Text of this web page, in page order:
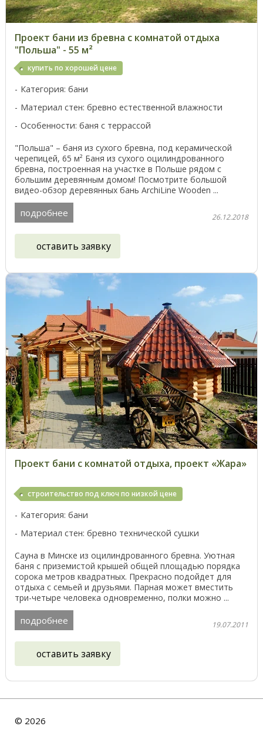
Проект бани из бревна с комнатой отдыха
"Польша" - 55 м²
купить по хорошей цене
Категория: бани
Материал стен: бревно естественной влажности
Особенности: баня с террассой
"Польша" – баня из сухого бревна, под керамической
черепицей, 65 м² Баня из сухого оцилиндрованного
бревна, построенная на участке в Польше рядом с
большим деревянным домом! Посмотрите большой
видео-обзор деревянных бань ArchiLine Wooden ...
подробнее 26.12.2018
оставить заявку
Проект бани с комнатой отдыха, проект «Жара»
строительство под ключ по низкой цене
Категория: бани
Материал стен: бревно технической сушки
Сауна в Минске из оцилиндрованного бревна. Уютная
баня с приземистой крышей общей площадью порядка
сорока метров квадратных. Прекрасно подойдет для
отдыха с семьей и друзьями. Парная может вместить
три-четыре человека одновременно, полки можно ...
подробнее 19.07.2011
оставить заявку
© 2026